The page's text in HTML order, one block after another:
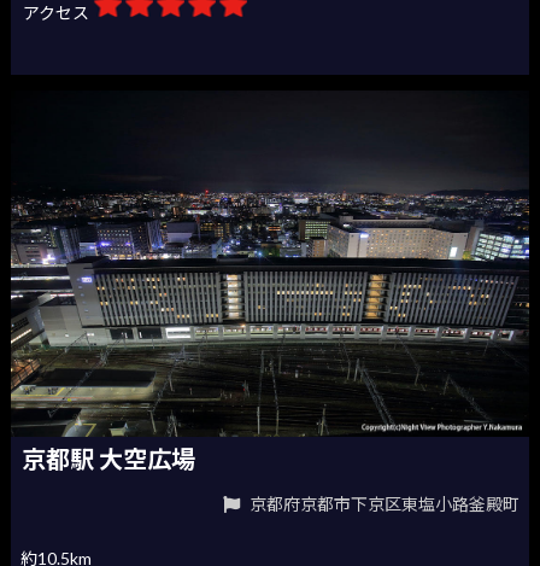
アクセス
京都駅 大空広場
京都府京都市下京区東塩小路釜殿町
約10.5km